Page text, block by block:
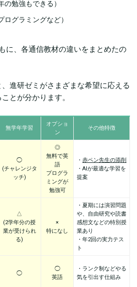
勉強もできる）
ログラミングなど）
に、各通信教材の違いをまとめたの
進研ゼミがさまざまな希望に応える
とが分かります。
無学年学習
オプショ
ン
その他特徴
◯
(チャレンジタ
ッチ)
◎
無料で英
語
プログラ
ミングが
勉強可
・ 赤ペン先生の添削
・AIが最適な学習を
提案
△
(2学年分の授
業が受けられ
る)
×
特になし
・夏期には演習問題
や、自由研究や読書
感想文などの特別授
業あり
・年2回の実力テス
ト
◯
◯
英語
・ランク制などやる
気を引出す仕組み